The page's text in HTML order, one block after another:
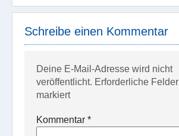
Schreibe einen Kommentar
Deine E-Mail-Adresse wird nicht
veröffentlicht. Erforderliche
markiert
Kommentar *